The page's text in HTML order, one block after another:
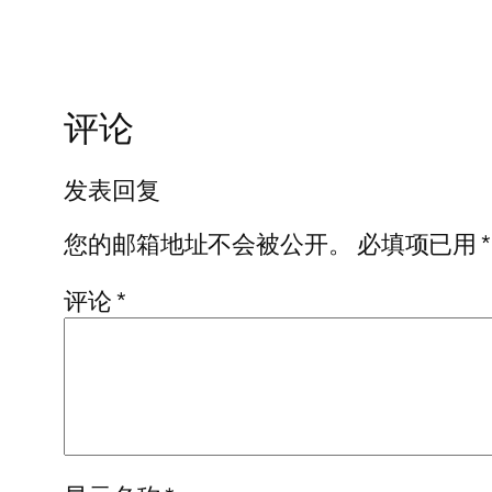
评论
发表回复
您的邮箱地址不会被公开。
必填项已用*
评论*